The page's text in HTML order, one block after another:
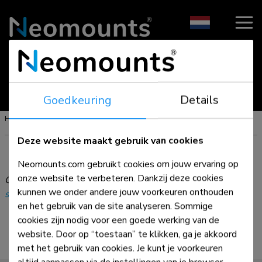
- Bevestigingsoplossingen voor AV & IT -
Home
Alle filters
Geen resultaten gevonden? Stuur dan een e-mail naar
sales@neomounts.comvoor persoonlijke assistentie.
Goedkeuring Details
Deze website maakt gebruik van cookies
Neomounts.com gebruikt cookies om jouw ervaring op
onze website te verbeteren. Dankzij deze cookies
kunnen we onder andere jouw voorkeuren onthouden
en het gebruik van de site analyseren. Sommige
cookies zijn nodig voor een goede werking van de
website. Door op “toestaan” te klikken, ga je akkoord
met het gebruik van cookies. Je kunt je voorkeuren